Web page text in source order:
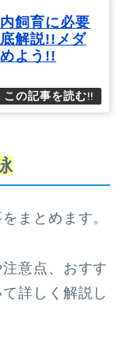
飼育に必要
解説!!メダ
よう!!
まとめます。
意点、おすす
詳しく解説し